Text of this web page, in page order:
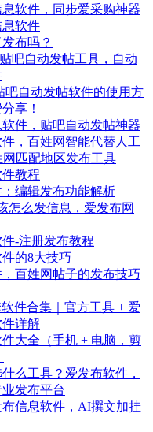
软件，同步爱采购神器
软件
布吗？
吧自动发帖工具，自动
吧自动发帖软件的使用方
享！
件，贴吧自动发帖神器
，百姓网智能代替人工
匹配地区发布工具
教程
编辑发布功能解析
怎么发信息，爱发布网
-注册发布教程
的8大技巧
百姓网帖子的发布技巧
件合集｜官方工具 + 爱
详解
大全（手机 + 电脑，剪
么工具？爱发布软件，
发布平台
信息软件，AI撰文加挂